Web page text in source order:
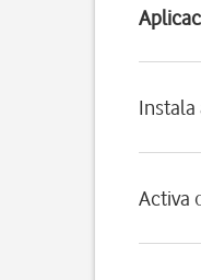
Instala
Activa